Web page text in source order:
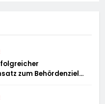
zum Behördenziel